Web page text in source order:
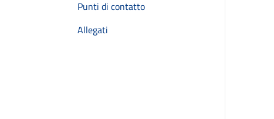
Punti di contatto
Allegati